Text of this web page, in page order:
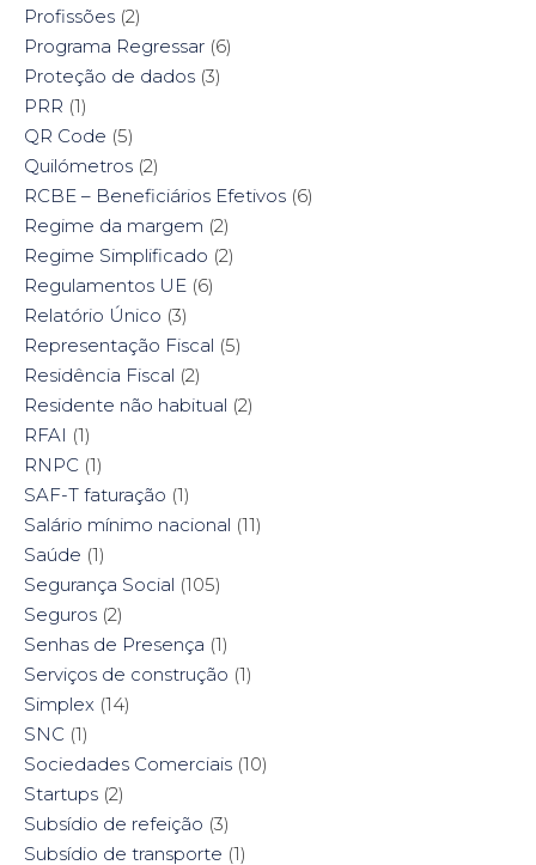
Profissões (2)
Programa Regressar (6)
Proteção de dados (3)
PRR (1)
QR Code (5)
Quilómetros (2)
RCBE – Beneficiários Efetivos (6)
Regime da margem (2)
Regime Simplificado (2)
Regulamentos UE (6)
Relatório Único (3)
Representação Fiscal (5)
Residência Fiscal (2)
Residente não habitual (2)
RFAI (1)
RNPC (1)
SAF-T faturação (1)
Salário mínimo nacional (11)
Saúde (1)
Segurança Social (105)
Seguros (2)
Senhas de Presença (1)
Serviços de construção (1)
Simplex (14)
SNC (1)
Sociedades Comerciais (10)
Startups (2)
Subsídio de refeição (3)
Subsídio de transporte (1)